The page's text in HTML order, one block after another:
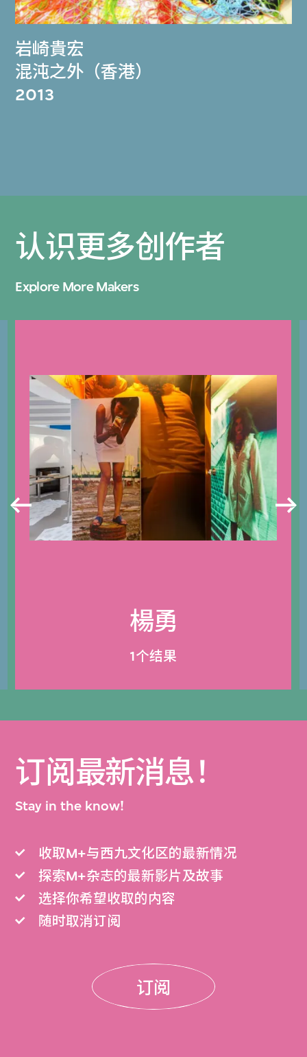
岩崎貴宏
混沌之外（香港）
2013
认识更多创作者
Explore More Makers
楊勇
1个结果
订阅最新消息！
Stay in the know!
收取M+与西九文化区的最新情况
探索M+杂志的最新影片及故事
选择你希望收取的内容
随时取消订阅
订阅